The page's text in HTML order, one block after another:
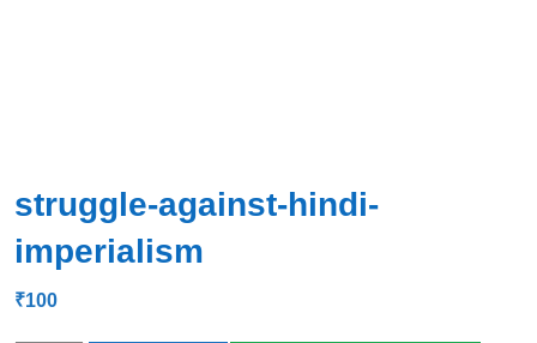
struggle-against-hindi-
imperialism
₹100